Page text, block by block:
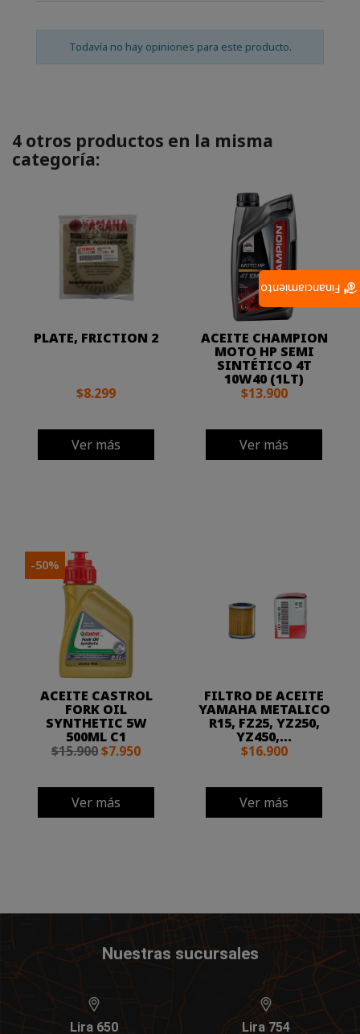
Todavía no hay opiniones para este producto.
4 otros productos en la misma
categoría:
PLATE, FRICTION 2
$8.299
Ver más
ACEITE CHAMPION
MOTO HP SEMI
SINTÉTICO 4T
10W40 (1LT)
$13.900
Ver más
ACEITE CASTROL
FORK OIL
SYNTHETIC 5W
500ML C1
$15.900$7.950
Ver más
-50%
FILTRO DE ACEITE
YAMAHA METALICO
R15, FZ25, YZ250,
YZ450,...
$16.900
Ver más
Nuestras sucursales
Lira 650 Lira 754
Financiamiento